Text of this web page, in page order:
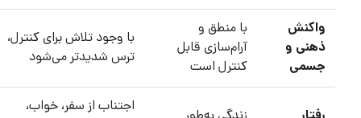
واکنش
ذهنی و
جسمی
با منطق و
آرام‌سازی قابل
کنترل است
با وجود تلاش برای کنترل،
ترس شدیدتر می‌شود
اجتناب از سفر، خواب،